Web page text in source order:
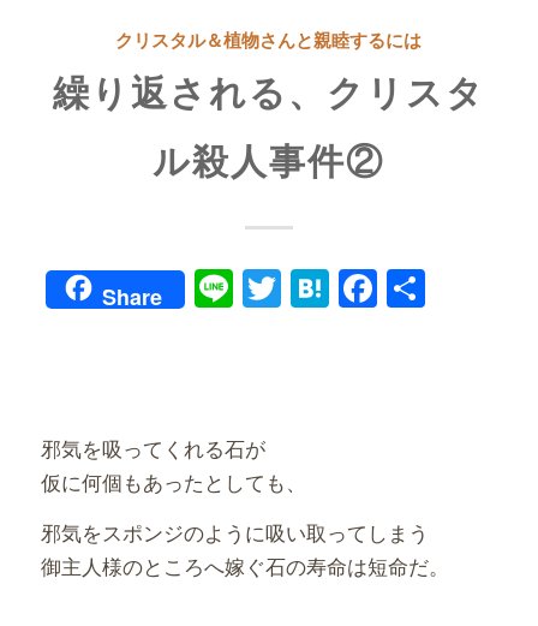
クリスタル＆植物さんと親睦するには
繰り返される、クリスタ
ル殺人事件②
Share LineTwitter
Hatena共
邪気を吸ってくれる石が
仮に何個もあったとしても、
邪気をスポンジのように吸い取ってしまう
御主人様のところへ嫁ぐ石の寿命は短命だ。